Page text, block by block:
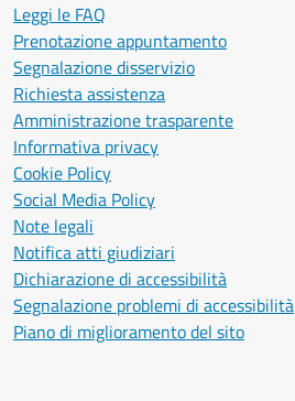
Leggi le FAQ
Prenotazione appuntamento
Segnalazione disservizio
Richiesta assistenza
Amministrazione trasparente
Informativa privacy
Cookie Policy
Social Media Policy
Note legali
Notifica atti giudiziari
Dichiarazione di accessibilità
Segnalazione problemi di accessibilità
Piano di miglioramento del sito